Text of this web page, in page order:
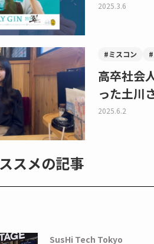
2025.3.6
#ミスコン
高卒社会
った土川
2025.6.2
スメの記事
SusHi Tech Tokyo